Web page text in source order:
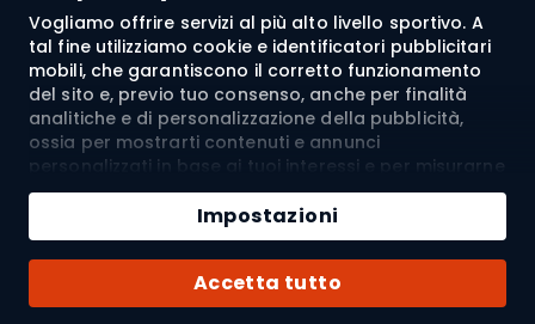
Vogliamo offrire servizi al più alto livello sportivo. A
tal fine utilizziamo cookie e identificatori pubblicitari
mobili, che garantiscono il corretto funzionamento
del sito e, previo tuo consenso, anche per finalità
analitiche e di personalizzazione della pubblicità,
ossia per mostrarti contenuti e annunci
personalizzati in base ai tuoi interessi e per misurarne
l’efficacia. I cookie e gli identificatori pubblicitari
mobili possono essere utilizzati sia per attività
pubblicitarie personalizzate sia non personalizzate, a
seconda dei consensi da te espressi. Se clicchi su
“Accetta tutto”, acconsenti al trattamento dei tuoi
dati personali da parte di SPORTANO.COM Sp. z o.o. e
Accetta tutto
Impostazioni
Regolamento
Chi siamo
© 2026 Sportano